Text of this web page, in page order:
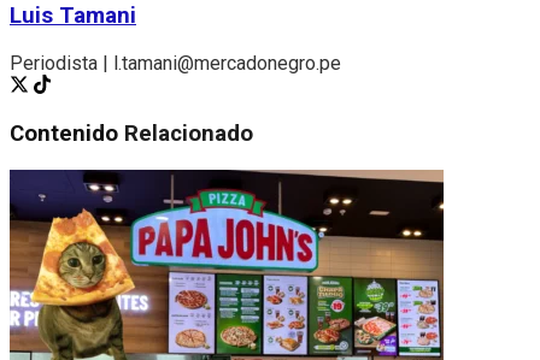
Luis Tamani
Periodista | l.tamani@mercadonegro.pe
Contenido Relacionado